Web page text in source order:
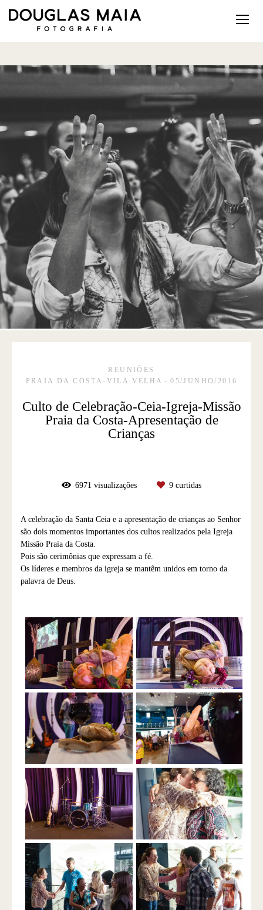
REUNIÕES
PRAIA DA COSTA-VILA VELHA
05/JUNHO/2016
Culto de Celebração-Ceia-Igreja-Missão
Praia da Costa-Apresentação de
Crianças
6971 visualizações 9 curtidas
A celebração da Santa Ceia e a apresentação de crianças ao Senhor
são dois momentos importantes dos cultos realizados pela Igreja
Missão Praia da Costa.
Pois são cerimônias que expressam a fé.
Os líderes e membros da igreja se mantêm unidos em torno da
palavra de Deus.